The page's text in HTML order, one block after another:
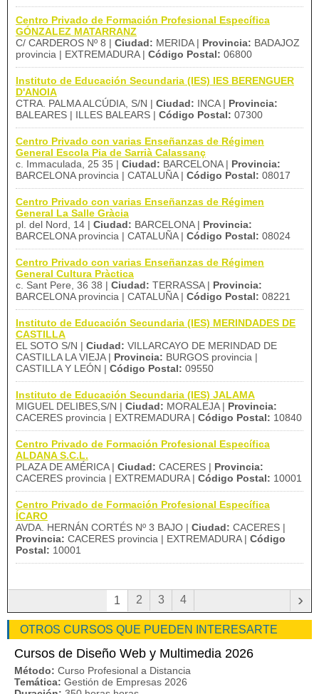
Centro Privado de Formación Profesional Específica
GÓNZALEZ MATARRANZ
C/ CARDEROS Nº 8 | Ciudad: MERIDA | Provincia: BADAJOZ
provincia | EXTREMADURA | Código Postal: 06800
Instituto de Educación Secundaria (IES) IES BERENGUER
D'ANOIA
CTRA. PALMA ALCÚDIA, S/N | Ciudad: INCA | Provincia:
BALEARES | ILLES BALEARS | Código Postal: 07300
Centro Privado con varias Enseñanzas de Régimen
General Escola Pia de Sarrià Calassanç
c. Immaculada, 25 35 | Ciudad: BARCELONA | Provincia:
BARCELONA provincia | CATALUÑA | Código Postal: 08017
Centro Privado con varias Enseñanzas de Régimen
General La Salle Gràcia
pl. del Nord, 14 | Ciudad: BARCELONA | Provincia:
BARCELONA provincia | CATALUÑA | Código Postal: 08024
Centro Privado con varias Enseñanzas de Régimen
General Cultura Pràctica
c. Sant Pere, 36 38 | Ciudad: TERRASSA | Provincia:
BARCELONA provincia | CATALUÑA | Código Postal: 08221
Instituto de Educación Secundaria (IES) MERINDADES DE
CASTILLA
EL SOTO S/N | Ciudad: VILLARCAYO DE MERINDAD DE
CASTILLA LA VIEJA | Provincia: BURGOS provincia |
CASTILLA Y LEÓN | Código Postal: 09550
Instituto de Educación Secundaria (IES) JALAMA
MIGUEL DELIBES,S/N | Ciudad: MORALEJA | Provincia:
CACERES provincia | EXTREMADURA | Código Postal: 10840
Centro Privado de Formación Profesional Específica
ALDANA S.C.L.
PLAZA DE AMÉRICA | Ciudad: CACERES | Provincia:
CACERES provincia | EXTREMADURA | Código Postal: 10001
Centro Privado de Formación Profesional Específica
ÍCARO
AVDA. HERNÁN CORTÉS Nº 3 BAJO | Ciudad: CACERES |
Provincia: CACERES provincia | EXTREMADURA | Código
Postal: 10001
1 2 3 4 ›
OTROS CURSOS QUE PUEDEN INTERESARTE
Cursos de Diseño Web y Multimedia 2026
Método: Curso Profesional a Distancia
Temática: Gestión de Empresas 2026